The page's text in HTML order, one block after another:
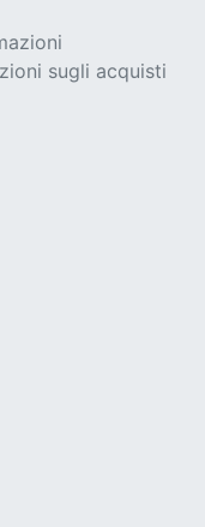
sugli acquisti